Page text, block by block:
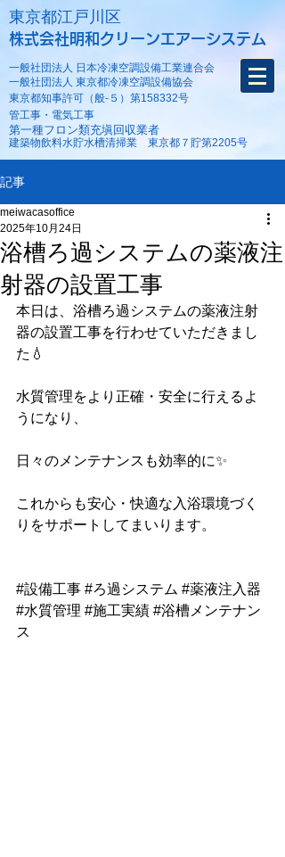
​東京都江戸川区
株式会社明和クリーンエアーシステム
一般社団法人 日本冷凍空調設備工業連合会
東京都知事許可（般-５）第158332号
​管工事・電気工事
一般社団法人 東京都冷凍空調設備協会
第一種フロン類充塡回収業者
建築物飲料水貯水槽清掃業 東京都７貯第2205号
記事
浴槽ろ過システムの薬液注
射器の設置工事
meiwacasoffice
2025年10月24日
本日は、浴槽ろ過システムの薬液注射
器の設置工事を行わせていただきまし
た💧
水質管理をより正確・安全に行えるよ
うになり、
日々のメンテナンスも効率的に✨
これからも安心・快適な入浴環境づく
りをサポートしてまいります。
#設備工事 #ろ過システム #薬液注入器
#水質管理 #施工実績 #浴槽メンテナン
ス